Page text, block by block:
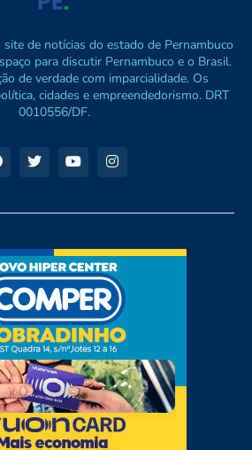
de notícias do estado de Pernambuco
para discutir Pernambuco e o Brasil.
de verdade com imparcialidade. Os
cidades e empreendedorismo. DRT
0010556/DF.